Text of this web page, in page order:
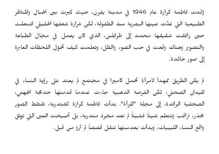
وُلدت فاطمة كرازة عام 1946 في مدينة يفرن، حيث كبرت بين الجبال والمناظر
الطبيعية التي غذّت عينها البصرية منذ الطفولة، لكن شرارة شغفها الحقيقي اشتعلت
حين رافقت شقيقها محمد إلى طرابلس، الذي كان يعمل في مجال الطباعة
والتصوير وهناك وقعت في حب الضوء والظل، وتعلمت كيف تحوّل اللحظات العابرة
إلى صور خالدة.
لم يكن الطريق ممهداً لامرأةٍ تحمل كاميرا في مجتمعٍ لم يعتد على رؤية النساء في
الميدان الصحفي، لكن الفرصة الذهبية جاءت عندما قدمتها خديجة الجهمي،
الصحفية الرائدة، إلى مجلة "المرأة". بدأت فاطمة كرازة كمُتدربة، تلتقط الصور
بحذر، تراقب وتتعلم شيئاً فشيئاً لم تعد مجرد متدربة، بل أصبحت العين التي توثق
واقع النساء الليبيات، وبدأت بعدستها تنقل قصصاً لم تُروَ من قبل.